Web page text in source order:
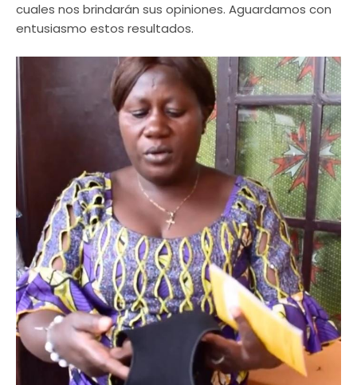
cuales nos brindarán sus opiniones. Aguardamos con
entusiasmo estos resultados.